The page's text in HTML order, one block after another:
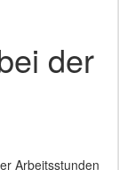
der
Arbeitsstunden